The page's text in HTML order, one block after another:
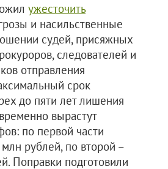
ужесточить
и насильственные
судей, присяжных
следователей и
отправления
срок
до пяти лет лишения
вырастут
по первой части
млн рублей, по второй –
Поправки подготовили